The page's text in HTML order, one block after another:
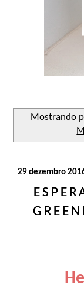
Mostrando
29 dezembro